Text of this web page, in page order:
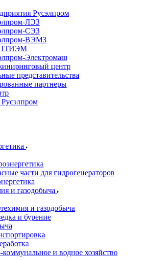
Русэлпром
ЛЭЗ
СЭЗ
ВЭМЗ
Электромаш
центр
представительства
партнеры
Русэлпром
части для гидрогенераторов
и газодобыча
и газодобыча
и бурение
и водное хозяйство